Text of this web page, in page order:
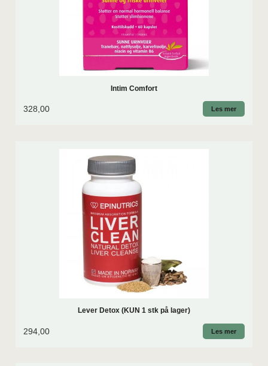
Intim Comfort
328,00 Les mer
Lever Detox (KUN 1 stk på lager)
294,00 Les mer